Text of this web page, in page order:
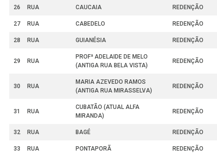
26 RUA CAUCAIA REDENÇÃO
27 RUA CABEDELO REDENÇÃO
28 RUA GUIANÉSIA REDENÇÃO
29 RUA
PROFª ADELAIDE DE MELO
(ANTIGA RUA BELA VISTA)
REDENÇÃO
30 RUA
MARIA AZEVEDO RAMOS
(ANTIGA RUA MIRASSELVA)
REDENÇÃO
31 RUA
CUBATÃO (ATUAL ALFA
MIRANDA)
REDENÇÃO
32 RUA BAGÉ REDENÇÃO
33 RUA PONTAPORÃ REDENÇÃO